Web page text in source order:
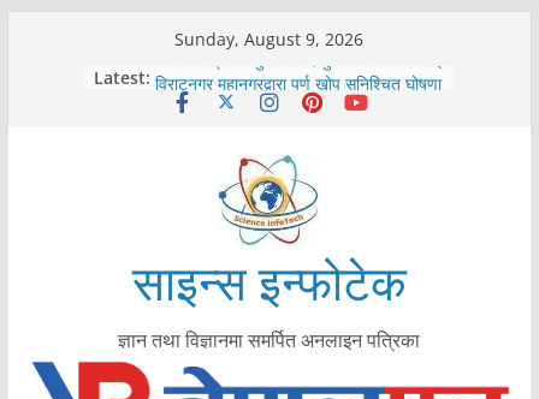
Sunday, August 9, 2026
Latest:
कोरोना संक्रमण पुष्टिपछि दार्चुलाका सीमामा कडाइ
विराटनगर महानगरद्वारा पूर्ण खोप सुनिश्चित घोषणा
तयारी
आयुर्वेद चिकित्सा प्रणालीको भूमिका महत्वपूर्ण छ :
मुख्यमन्त्री शाह
काभ्रेपलाञ्चोकमा आयुर्वेद स्वास्थ्योपचारतर्फ
साइन्स इन्फोटेक
ज्ञान तथा विज्ञानमा समर्पित अनलाइन पत्रिका